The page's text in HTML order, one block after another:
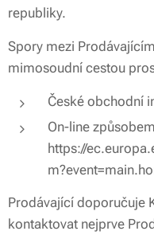
republiky.
Spory mezi
mimosoudní cestou
České obchodní
On-line
https://
Prodávající doporučuje
kontaktovat nejprve